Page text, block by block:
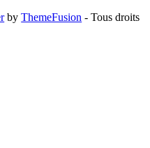
byThemeFusion - Tous droits